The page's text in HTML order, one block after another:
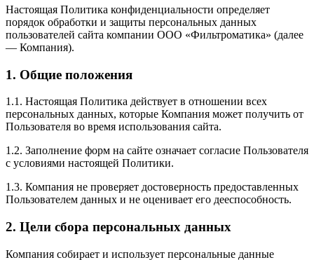
Настоящая Политика конфиденциальности определяет
порядок обработки и защиты персональных данных
пользователей сайта компании ООО «Фильтроматика» (далее
— Компания).
1. Общие положения
1.1. Настоящая Политика действует в отношении всех
персональных данных, которые Компания может получить от
Пользователя во время использования сайта.
1.2. Заполнение форм на сайте означает согласие Пользователя
с условиями настоящей Политики.
1.3. Компания не проверяет достоверность предоставленных
Пользователем данных и не оценивает его дееспособность.
2. Цели сбора персональных данных
Компания собирает и использует персональные данные